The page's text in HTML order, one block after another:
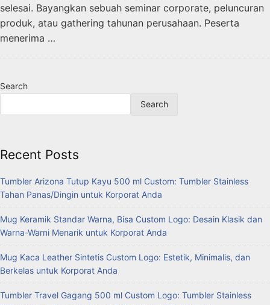
selesai. Bayangkan sebuah seminar corporate, peluncuran
produk, atau gathering tahunan perusahaan. Peserta
menerima …
Search
Search
Recent Posts
Tumbler Arizona Tutup Kayu 500 ml Custom: Tumbler Stainless
Tahan Panas/Dingin untuk Korporat Anda
Mug Keramik Standar Warna, Bisa Custom Logo: Desain Klasik dan
Warna-Warni Menarik untuk Korporat Anda
Mug Kaca Leather Sintetis Custom Logo: Estetik, Minimalis, dan
Berkelas untuk Korporat Anda
Tumbler Travel Gagang 500 ml Custom Logo: Tumbler Stainless